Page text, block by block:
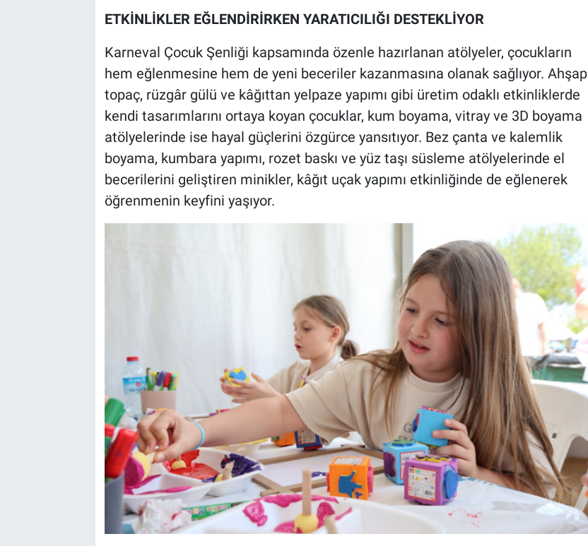
ETKİNLİKLER EĞLENDİRİRKEN YARATICILIĞI DESTEKLİYOR
Karneval Çocuk Şenliği kapsamında özenle hazırlanan atölyeler, çocukların
hem eğlenmesine hem de yeni beceriler kazanmasına olanak sağlıyor. Ahşap
topaç, rüzgâr gülü ve kâğıttan yelpaze yapımı gibi üretim odaklı etkinliklerde
kendi tasarımlarını ortaya koyan çocuklar, kum boyama, vitray ve 3D boyama
atölyelerinde ise hayal güçlerini özgürce yansıtıyor. Bez çanta ve kalemlik
boyama, kumbara yapımı, rozet baskı ve yüz taşı süsleme atölyelerinde el
becerilerini geliştiren minikler, kâğıt uçak yapımı etkinliğinde de eğlenerek
öğrenmenin keyfini yaşıyor.